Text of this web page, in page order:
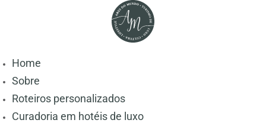
Home
Sobre
Roteiros personalizados
Curadoria em hotéis de luxo